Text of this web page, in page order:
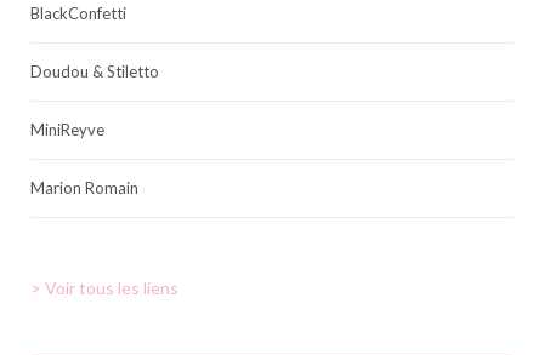
BlackConfetti
Doudou & Stiletto
MiniReyve
Marion Romain
> Voir tous les liens